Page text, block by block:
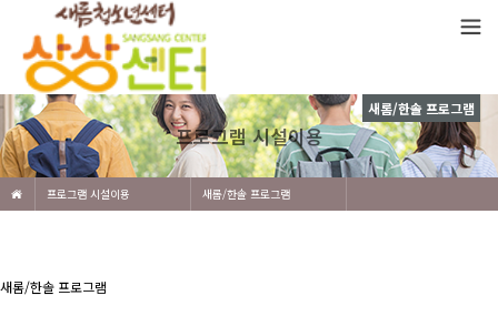
프로그램 시설이용
프로그램 시설이용 새롬/한솔 프로그램
새롬/한솔 프로그램
새롬/한솔 프로그램